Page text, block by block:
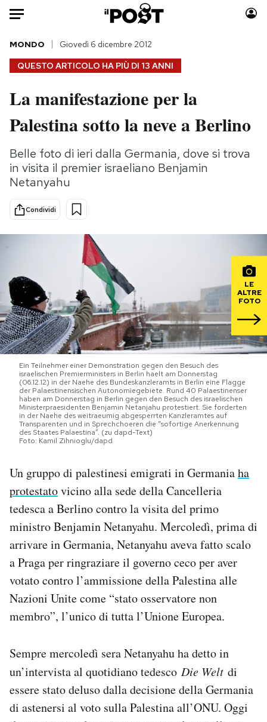
Auto
HOME
Italia
Politica
Tecnologia
Internet
Scienza
Cultura
Economia
Moda
Consumismi
Storie/Idee
Ok Boomer!
PODCAST
NEWSLETTER
I MIEI PREFERITI
SHOP
AREA PERSONALE
Area Personale
Newsletter
Notifiche mobile
Regala il Post
Hai bisogno di aiuto?
QUESTO ARTICOLO HA PIÙ DI 13 ANNI
MONDO Giovedì 6 dicembre 2012
La manifestazione per la
Palestina sotto la neve a Berlino
Belle foto di ieri dalla Germania, dove si trova
in visita il premier israeliano Benjamin
Netanyahu
Condividi
LE
ALTRE
FOTO
Ein Teilnehmer einer Demonstration gegen den Besuch des
israelischen Premierministers in Berlin haelt am Donnerstag
(06.12.12) in der Naehe des Bundeskanzleramts in Berlin eine Flagge
der Palaestinensischen Autonomiegebiete. Rund 40 Palaestinenser
haben am Donnerstag in Berlin gegen den Besuch des israelischen
Ministerpraesidenten Benjamin Netanjahu protestiert. Sie forderten
in der Naehe des weitraeumig abgesperrten Kanzleramtes auf
Transparenten und in Sprechchoeren die “sofortige Anerkennung
des Staates Palaestina”. (zu dapd-Text)
Foto: Kamil Zihnioglu/dapd
Un gruppo di palestinesi emigrati in Germaniaha
protestatovicino alla sede della Cancelleria
tedesca a Berlino contro la visita del primo
ministro Benjamin Netanyahu. Mercoledì, prima di
arrivare in Germania, Netanyahu aveva fatto scalo
a Praga per ringraziare il governo ceco per aver
votato contro l’ammissione della Palestina alle
Nazioni Unite come “stato osservatore non
membro”, l’unico di tutta l’Unione Europea.
Sempre mercoledì sera Netanyahu ha detto in
un’intervista al quotidiano tedesco Die Welt di
essere stato deluso dalla decisione della Germania
di astenersi al voto sulla Palestina all’ONU. Oggi